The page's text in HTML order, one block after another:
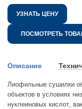
УЗНАТЬ ЦЕНУ
ПОСМОТРЕТЬ
Описание
Лиофильные сушилки
объектов в условиях
нуклеиновых кислот,